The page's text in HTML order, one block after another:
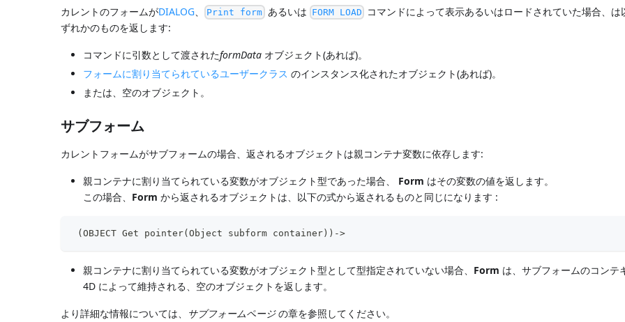
カレントのフォームがDIALOG 、 Print form あるいは FORM LOAD コマンドによって表示あるいはロードされていた場合、は
ずれかのものを返します:
コマンドに引数として渡されたformData オブジェクト(あれば)。
フォームに割り当てられているユーザークラス のインスタンス化されたオブジェクト(あれば)。
または、空のオブジェクト。
サブフォーム
カレントフォームがサブフォームの場合、返されるオブジェクトは親コンテナ変数に依存します:
親コンテナに割り当てられている変数がオブジェクト型であった場合、 Form はその変数の値を返します。
この場合、 Form から返されるオブジェクトは、以下の式から返されるものと同じになります :
(OBJECT Get pointer(Object subform container))->
親コンテナに割り当てられている変数がオブジェクト型として型指定されていない場合、 Form は、サブフォームのコンテ
4D によって維持される、空のオブジェクトを返します。
より詳細な情報については、 サブフォームページの章を参照してください。